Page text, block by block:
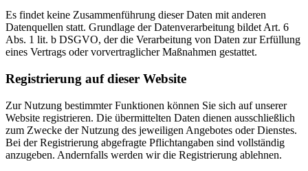
Es findet keine Zusammenführung dieser Daten mit anderen
Datenquellen statt. Grundlage der Datenverarbeitung bildet Art. 6
Abs. 1 lit. b DSGVO, der die Verarbeitung von Daten zur Erfüllung
eines Vertrags oder vorvertraglicher Maßnahmen gestattet.
Registrierung auf dieser Website
Zur Nutzung bestimmter Funktionen können Sie sich auf unserer
Website registrieren. Die übermittelten Daten dienen ausschließlich
zum Zwecke der Nutzung des jeweiligen Angebotes oder Dienstes.
Bei der Registrierung abgefragte Pflichtangaben sind vollständig
anzugeben. Andernfalls werden wir die Registrierung ablehnen.